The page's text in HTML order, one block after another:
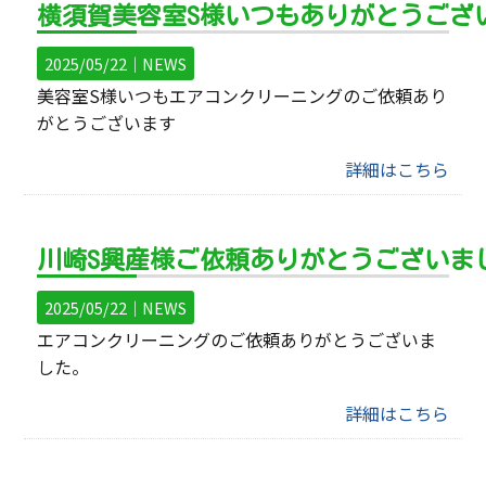
横須賀美容室S様いつもありがとうござ
2025/05/22｜ NEWS
美容室S様いつもエアコンクリーニングのご依頼あり
がとうございます
詳細はこちら
川崎S興産様ご依頼ありがとうございま
2025/05/22｜ NEWS
エアコンクリーニングのご依頼ありがとうございま
した。
詳細はこちら